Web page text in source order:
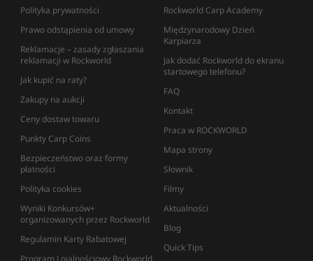
Polityka prywatności
Prawo odstąpienia od umowy
Reklamacje – zasady zgłaszania
reklamacji w Rockworld
Jak kupić na raty?
Zakupy na aukcji
Ceny dostaw towaru
Punkty Carp Coins
Bezpieczeństwo oraz formy
płatności
Polityka cookies
Wyniki Konkursów+
organizowanych przez Rockworld
Regulamin Karty Rabatowej
Program Lojalnościowy Rockworld
Rockworld Carp Academy
Międzynarodowy Dzień
Karpiarza
Jak dodać Rockworld do ekranu
startowego telefonu?
FAQ
Kontakt
Praca w ROCKWORLD
Mapa strony
Słownik
Filmy
Aktualności
Blog
Quick Tips